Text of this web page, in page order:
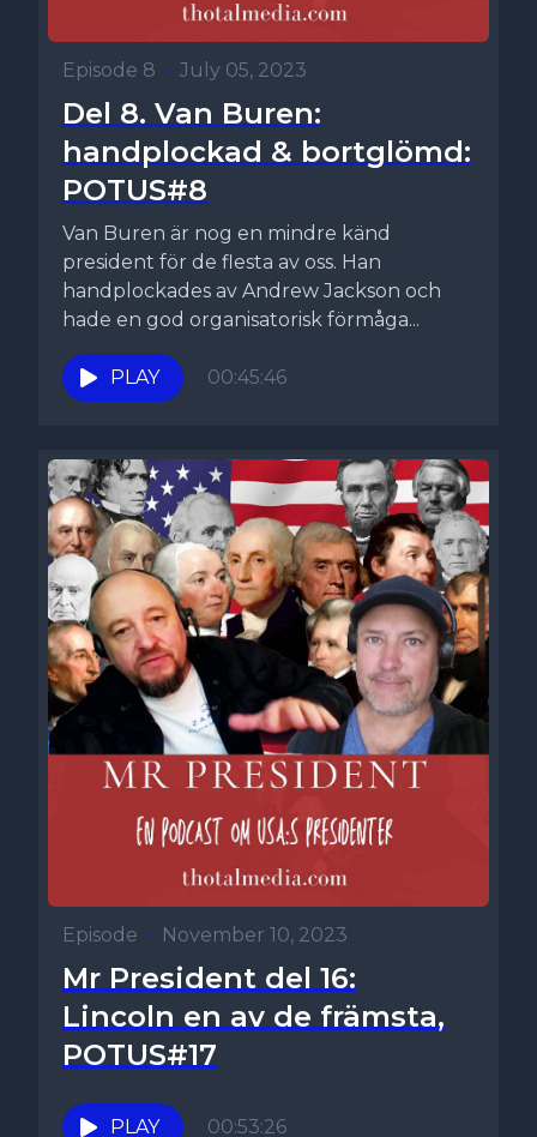
Episode 8 • July 05, 2023
Del 8. Van Buren:
handplockad & bortglömd:
POTUS#8
Van Buren är nog en mindre känd
president för de flesta av oss. Han
handplockades av Andrew Jackson och
hade en god organisatorisk förmåga...
PLAY 00:45:46
Episode • November 10, 2023
Mr President del 16:
Lincoln en av de främsta,
POTUS#17
PLAY 00:53:26